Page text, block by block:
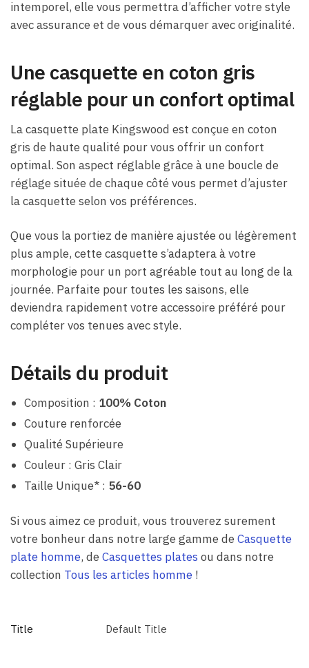
intemporel, elle vous permettra d’afficher votre style
avec assurance et de vous démarquer avec originalité.
Une casquette en coton gris
réglable pour un confort optimal
La casquette plate Kingswood est conçue en coton
gris de haute qualité pour vous offrir un confort
optimal. Son aspect réglable grâce à une boucle de
réglage située de chaque côté vous permet d’ajuster
la casquette selon vos préférences.
Que vous la portiez de manière ajustée ou légèrement
plus ample, cette casquette s’adaptera à votre
morphologie pour un port agréable tout au long de la
journée. Parfaite pour toutes les saisons, elle
deviendra rapidement votre accessoire préféré pour
compléter vos tenues avec style.
Détails du produit
Composition : 100% Coton
Couture renforcée
Qualité Supérieure
Couleur : Gris Clair
Taille Unique* : 56-60
Si vous aimez ce produit, vous trouverez surement
votre bonheur dans notre large gamme deCasquette
plate homme, deCasquettes plates ou dans notre
collection Tous les articles homme !
Title Default Title